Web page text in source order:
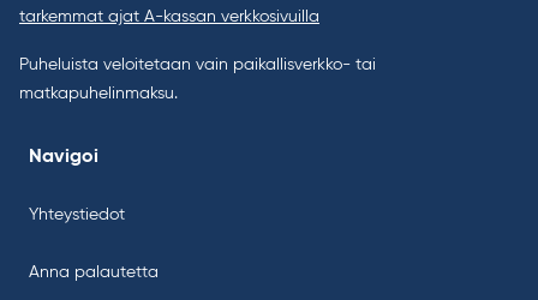
tarkemmat ajat A-kassan verkkosivuilla
Puheluista veloitetaan vain paikallisverkko- tai
matkapuhelinmaksu.
Navigoi
Yhteystiedot
Anna palautetta